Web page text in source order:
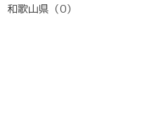
和歌山県（0）